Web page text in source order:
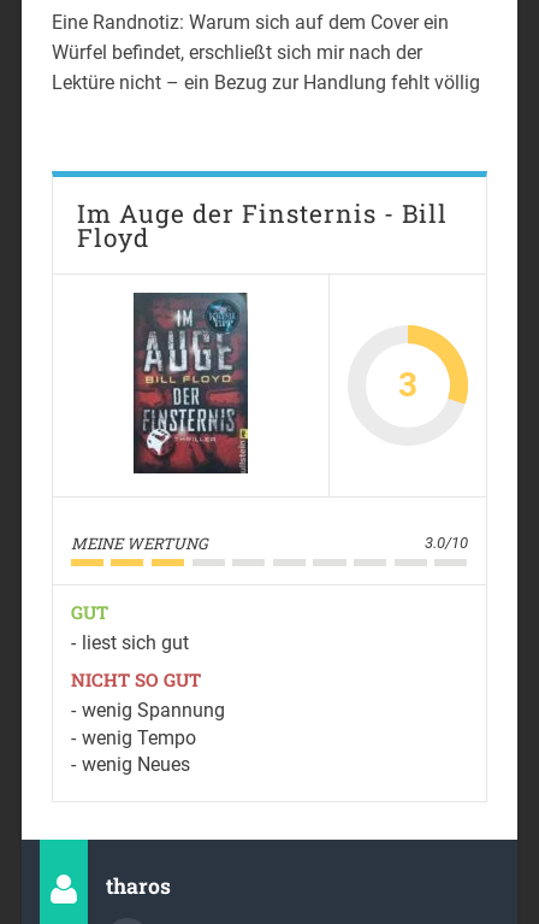
Eine Randnotiz: Warum sich auf dem Cover ein
Würfel befindet, erschließt sich mir nach der
Lektüre nicht – ein Bezug zur Handlung fehlt völlig
Im Auge der Finsternis - Bill
Floyd
3
MEINE WERTUNG 3.0/10
GUT
liest sich gut
NICHT SO GUT
wenig Spannung
wenig Tempo
wenig Neues
tharos